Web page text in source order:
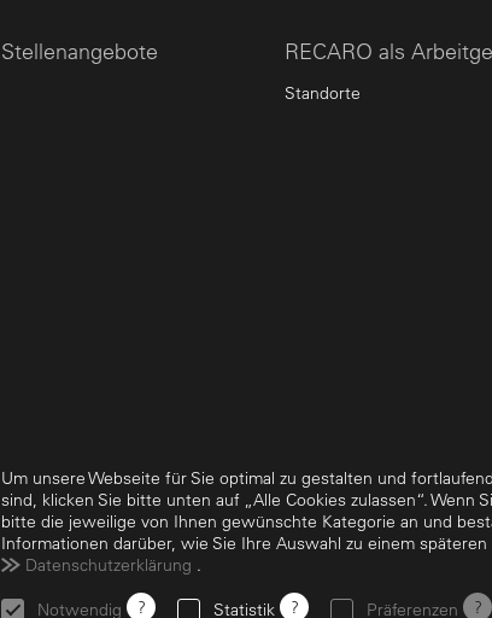
Stellenangebote RECARO als
Standorte
Um unsere Webseite für Sie optimal zu gestalten und
sind, klicken Sie bitte unten auf „Alle Cookies zulassen“.
bitte die jeweilige von Ihnen gewünschte Kategorie an und
Informationen darüber, wie Sie Ihre Auswahl zu einem
Datenschutzerklärung .
Notwendig ? Statistik ? Präferenzen ?